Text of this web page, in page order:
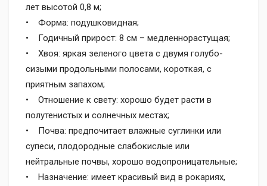
лет высотой 0,8 м;
• Форма: подушковидная;
• Годичный прирост: 8 см – медленнорастущая;
• Хвоя: яркая зеленого цвета с двумя голубо-
сизыми продольными полосами, короткая, с
приятным запахом;
• Отношение к свету: хорошо будет расти в
полутенистых и солнечных местах;
• Почва: предпочитает влажные суглинки или
супеси, плодородные слабокислые или
нейтральные почвы, хорошо водопроницательные;
• Назначение: имеет красивый вид в рокариях,